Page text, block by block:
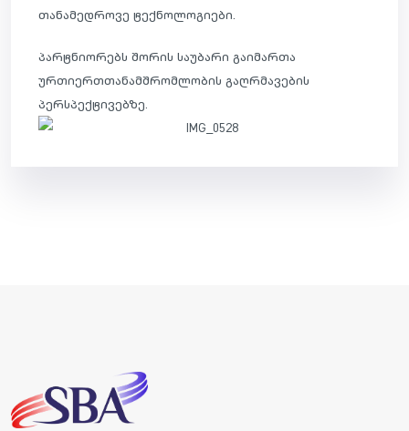
თანამედროვე ტექნოლოგიები.
პარტნიორებს შორის საუბარი გაიმართა
ურთიერთთანამშრომლობის გაღრმავების
პერსპექტივებზე.